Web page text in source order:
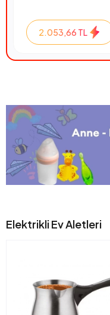
2.053,66 TL
Elektrikli Ev Aletleri